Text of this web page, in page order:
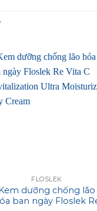
FLOSLEK
dưỡng chống lão
ban ngày Floslek